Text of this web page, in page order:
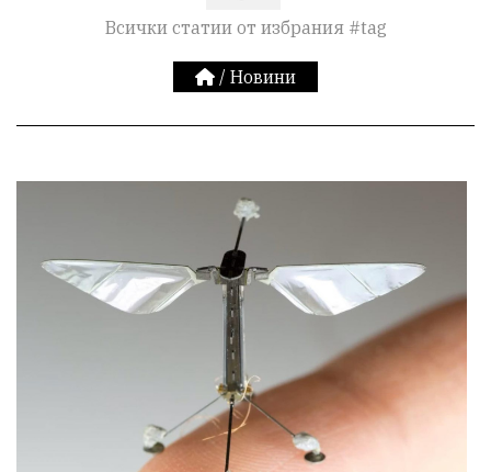
Всички статии от избрания #tag
/ Новини